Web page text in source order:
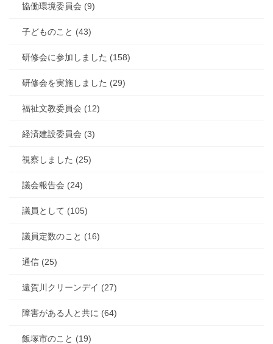
協働環境委員会 (9)
子どものこと (43)
研修会に参加しました (158)
研修会を実施しました (29)
福祉文教委員会 (12)
経済建設委員会 (3)
視察しました (25)
議会報告会 (24)
議員として (105)
議員定数のこと (16)
通信 (25)
遠賀川クリーンデイ (27)
障害がある人と共に (64)
飯塚市のこと (19)